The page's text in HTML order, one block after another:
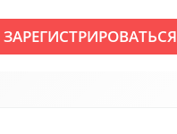
ЗАРЕГИСТРИРОВАТЬСЯ